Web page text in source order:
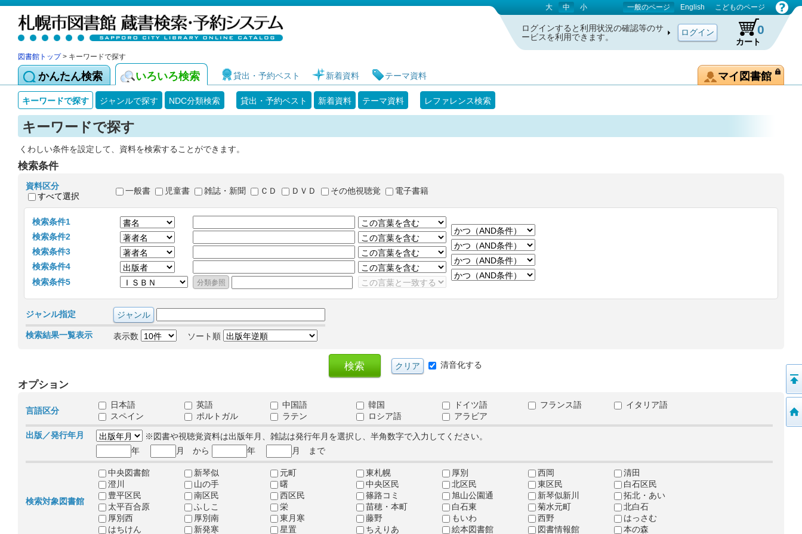
札幌市図書館 蔵書検索・予約システム 大 中 小 一般のページ English こどものページ
ログインすると利用状況の確認等のサ
ービスを利用できます。
カート
0
図書館トップ> キーワードで探す
かんたん検索 いろいろ検索 貸出・予約ベスト 新着資料 テーマ資料 マイ図書館
キーワードで探す ジャンルで探す NDC分類検索 貸出・予約ベスト 新着資料 テーマ資料 レファレンス検索
キーワードで探す
くわしい条件を設定して、資料を検索することができます。
検索条件
資料区分
すべて選択
一般書 児童書 雑誌・新聞 ＣＤ ＤＶＤ その他視聴覚 電子書籍
検索条件1
検索条件2
検索条件3
検索条件4
検索条件5
ジャンル指定
検索結果一覧表示 表示数 ソート順
清音化する
オプション
言語区分
日本語 英語 中国語 韓国 ドイツ語 フランス語
イタリア語
スペイン
ポルトガル ラテン ロシア語
アラビア
出版／発行年月
※図書や視聴覚資料は出版年月、雑誌は発行年月を選択し、半角数字で入力してください。
年
月 から 年 月 まで
検索対象図書館
中央図書館 新琴似 元町 東札幌 厚別 西岡
清田
澄川
山の手 曙 中央区民 北区民 東区民
白石区民
豊平区民
南区民 西区民 篠路コミ 旭山公園通 新琴似新川
拓北・あい
太平百合原
ふしこ 栄 苗穂・本町 白石東 菊水元町
北白石
厚別西
厚別南 東月寒 藤野 もいわ 西野
はっさむ
はちけん
新発寒 星置 ちえりあ 絵本図書館 図書情報館 本の森